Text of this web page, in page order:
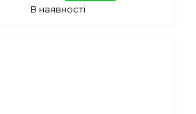
В наявності